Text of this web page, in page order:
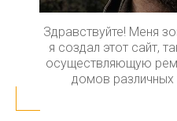
Здравствуйте! Меня
я создал этот сайт,
осуществляющую
домов различных